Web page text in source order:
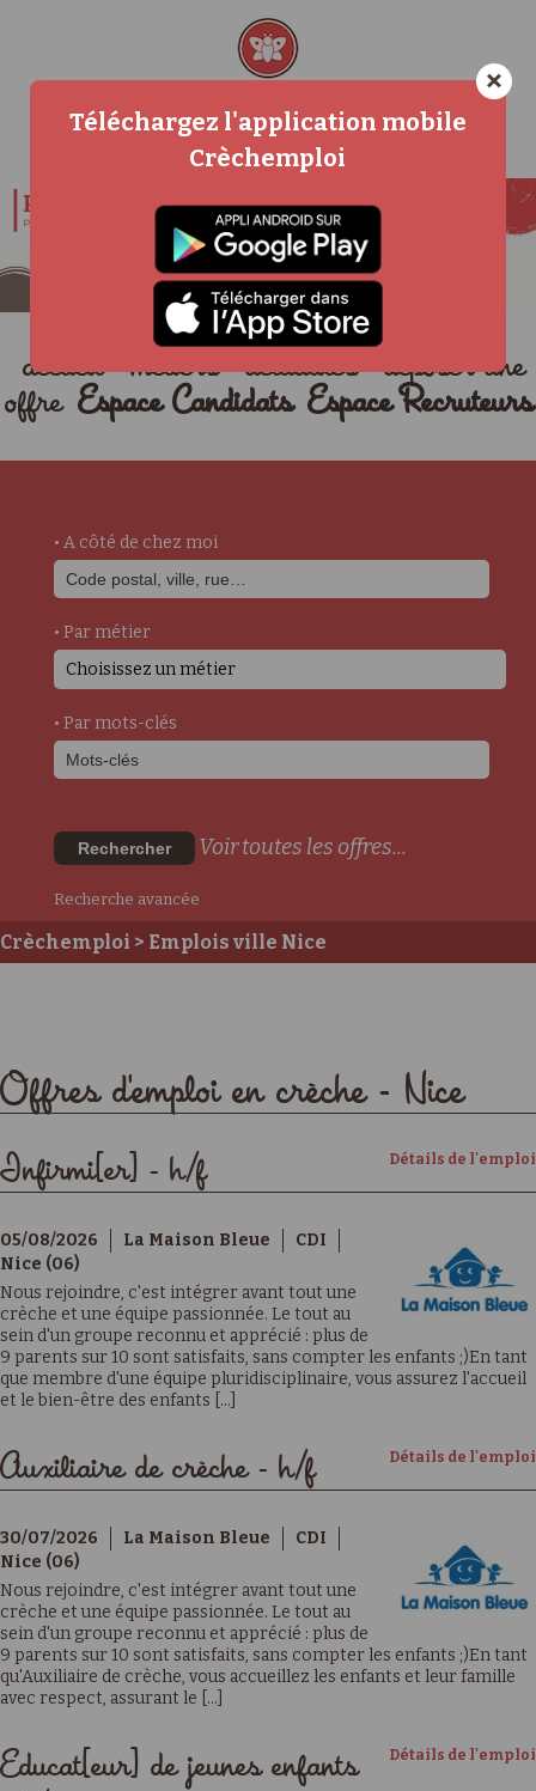
accueil métiers actualités
déposer une
offre Espace Candidats Espace Recruteurs
• A côté de chez moi
• Par métier
Choisissez un métier
• Par mots-clés
Rechercher Voir toutes les offres...
Recherche avancée
Crèchemploi > Emplois ville Nice
Offres d'emploi en crèche - Nice
Détails de l'emploi
Infirmi[er] - h/f
05/08/2026 La Maison Bleue
CDI
Nice (06)
Nous rejoindre, c'est intégrer avant tout une
crèche et une équipe passionnée. Le tout au
sein d'un groupe reconnu et apprécié : plus de
9 parents sur 10 sont satisfaits, sans compter les enfants ;)En tant
que membre d'une équipe pluridisciplinaire, vous assurez l'accueil
et le bien-être des enfants [...]
Détails de l'emploi
Auxiliaire de crèche - h/f
30/07/2026 La Maison Bleue
CDI
Nice (06)
Nous rejoindre, c'est intégrer avant tout une
crèche et une équipe passionnée. Le tout au
sein d'un groupe reconnu et apprécié : plus de
9 parents sur 10 sont satisfaits, sans compter les enfants ;)En tant
qu'Auxiliaire de crèche, vous accueillez les enfants et leur famille
avec respect, assurant le [...]
Détails de l'emploi
Educat[eur] de jeunes enfants
×
Téléchargez l'application mobile
Crèchemploi